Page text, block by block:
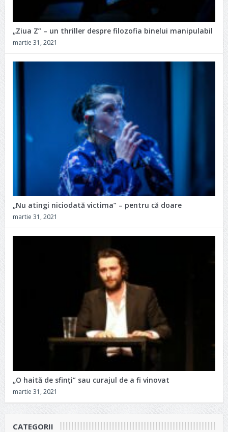
„Ziua Z” – un thriller despre filozofia binelui manipulabil
martie 31, 2021
„Nu atingi niciodată victima” – pentru că doare
martie 31, 2021
„O haită de sfinți” sau curajul de a fi vinovat
martie 31, 2021
CATEGORII